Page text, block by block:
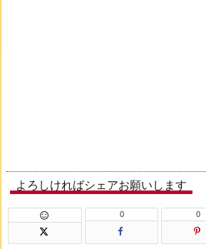
よろしければシェアお願いします
 0 0